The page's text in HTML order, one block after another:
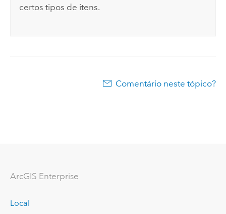
certos tipos de itens.
Comentário neste tópico?
ArcGIS Enterprise
Local